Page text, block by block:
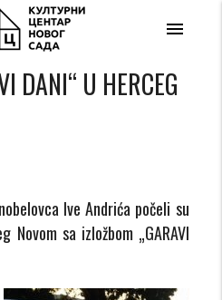
menu
DANI“ U HERCEG
Ive Andrića počeli su
Novom sa izložbom „GARAVI